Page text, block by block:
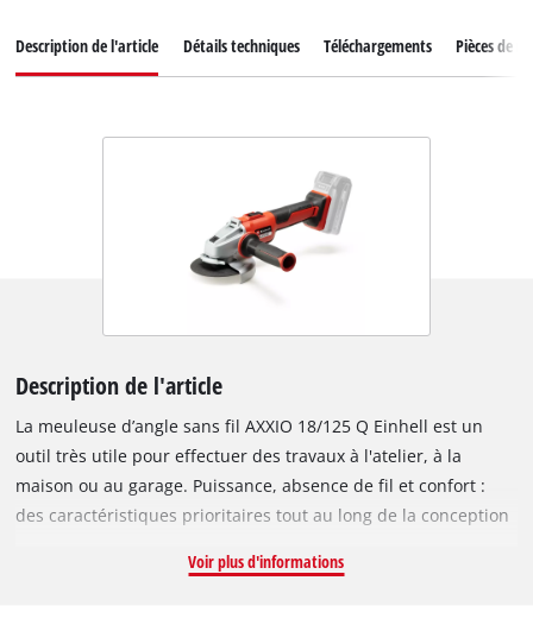
Description de l'article Détails techniques Téléchargements Pièces de
Description de l'article
La meuleuse d’angle sans fil AXXIO 18/125 Q Einhell est un
outil très utile pour effectuer des travaux à l'atelier, à la
maison ou au garage. Puissance, absence de fil et confort :
des caractéristiques prioritaires tout au long de la conception
X-Change au sein de laquelle toutes les batteries sont
Voir plus d'informations